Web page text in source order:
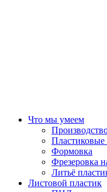
Что мы умеем
Пластиковые
Формовка
Фрезеровка
Литьё
Листовой пластик